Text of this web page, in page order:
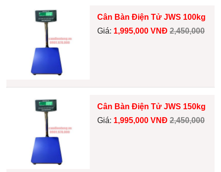
Cân Bàn Điện Tử JWS 100kg
Giá: 1,995,000 VNĐ 2,450,000
Cân Bàn Điện Tử JWS 150kg
Giá: 1,995,000 VNĐ 2,450,000